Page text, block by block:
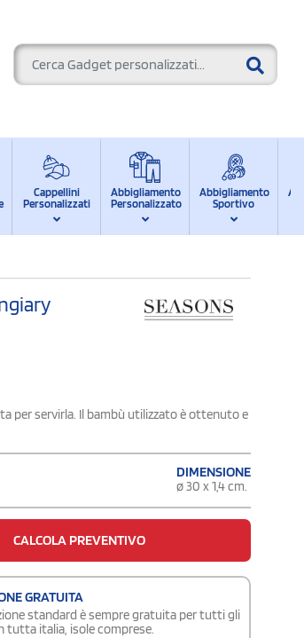
Cappellini
Personalizzati
Abbigliamento
Personalizzato
Abbigliamento
Sportivo
per servirla. Il bambù utilizzato è ottenuto e
DIMENSIONE
ø 30 x 1,4 cm.
CALCOLA PREVENTIVO
GRATUITA
standard è sempre gratuita per tutti gli
tutta italia, isole comprese.